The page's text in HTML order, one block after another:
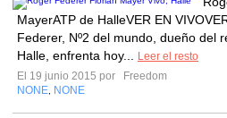
MayerATP de HalleVER EN
Federer, Nº2 del mundo, dueño del
Halle, enfrenta hoy...
Leer el resto
El 19 junio 2015 por
Freedom
NONE NONE